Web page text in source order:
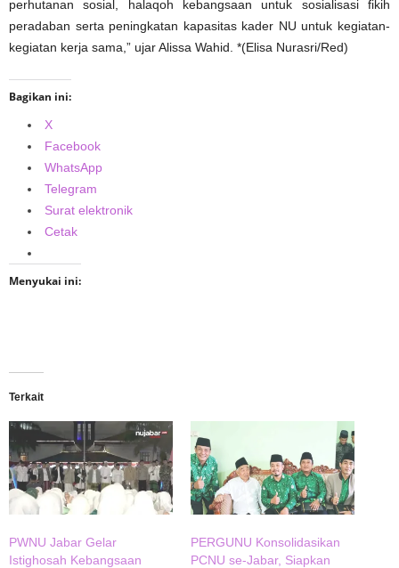
perhutanan sosial, halaqoh kebangsaan untuk sosialisasi fikih
peradaban serta peningkatan kapasitas kader NU untuk kegiatan-
kegiatan kerja sama,” ujar Alissa Wahid. *(Elisa Nurasri/Red)
Bagikan ini:
X
Facebook
WhatsApp
Telegram
Surat elektronik
Cetak
Menyukai ini:
Terkait
PWNU Jabar Gelar
Istighosah Kebangsaan
PERGUNU Konsolidasikan
PCNU se-Jabar, Siapkan